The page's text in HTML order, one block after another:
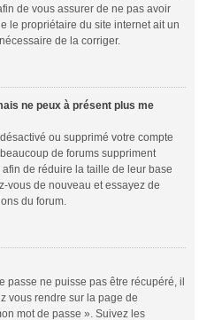
de vous assurer de ne pas avoir
le propriétaire du site internet ait un
de la corriger.
ne peux à présent plus me
ou supprimé votre compte
de forums suppriment
de réduire la taille de leur base
vous de nouveau et essayez de
du forum.
passe ne puisse pas être récupéré, il
vous rendre sur la page de
mot de passe ». Suivez les